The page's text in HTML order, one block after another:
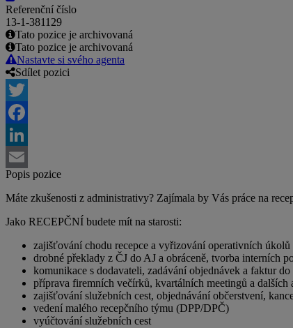
Referenční číslo
13-1-381129
Tato pozice je archivovaná
Tato pozice je archivovaná
Nastavte si svého agenta
Sdílet pozici
Twitter
Facebook
LinkedIn
Email
Popis pozice
Máte zkušenosti z administrativy? Zajímala by Vás práce na
Jako RECEPČNÍ budete mít na starosti:
zajišťování chodu recepce a vyřizování operativních
drobné překlady z ČJ do AJ a obráceně, tvorba interních
komunikace s dodavateli, zadávání objednávek a faktur
příprava firemních večírků, kvartálních meetingů a dalších
zajišťování služebních cest, objednávání občerstvení,
vedení malého recepčního týmu (DPP/DPČ)
vyúčtování služebních cest